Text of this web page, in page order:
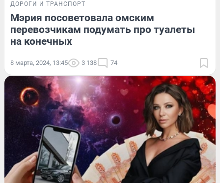
ДОРОГИ И ТРАНСПОРТ
Мэрия посоветовала омским
перевозчикам подумать про туалеты
на конечных
8 марта, 2024, 13:45 3 138 74